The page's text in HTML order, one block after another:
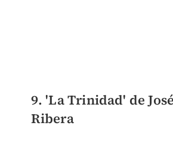
9. 'La Trinidad' de
Ribera